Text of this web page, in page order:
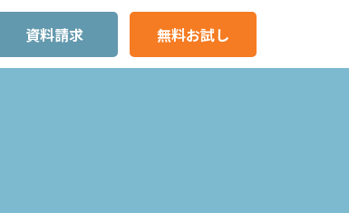
資料請求 無料お試し